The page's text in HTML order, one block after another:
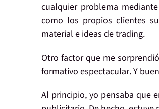
cualquier problema
como los propios clientes
material e ideas de trading.
Otro factor que me
formativo espectacular. Y
Al principio, yo pensaba que